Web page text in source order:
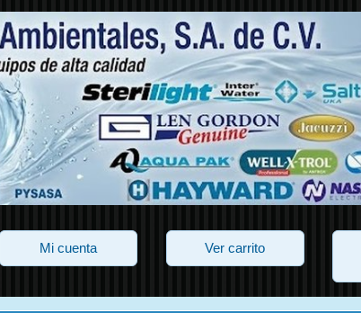
Mi cuenta Ver carrito